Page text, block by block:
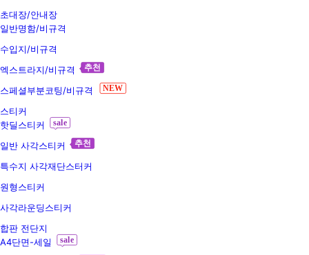
초대장/안내장
일반명함/비규격
수입지/비규격
엑스트라지/비규격
추천
스페셜부분코팅/비규격 NEW
스티커
핫딜스티커
sale
일반 사각스티커 추천
특수지 사각재단스터커
원형스티커
사각라운딩스티커
합판 전단지
A4단면-세일
sale